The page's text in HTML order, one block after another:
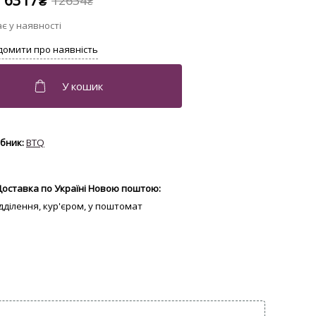
BTQ
по Україні Новою поштою:
кур'єром, у поштомат